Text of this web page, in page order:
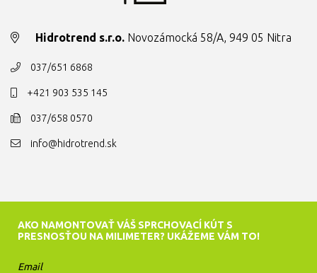
Hidrotrend s.r.o. Novozámocká 58/A, 949 05 Nitra
037/651 6868
+421 903 535 145
037/658 0570
info@hidrotrend.sk
AKO NAMONTOVAŤ VÁŠ SPRCHOVACÍ KÚT S
PRESNOSŤOU NA MILIMETER? UKÁŽEME VÁM TO!
Email